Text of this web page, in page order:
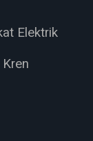
Elektrik